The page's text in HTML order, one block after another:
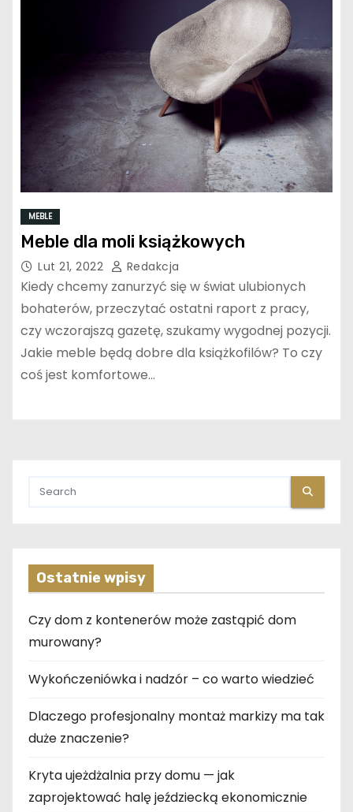
MEBLE
Meble dla moli książkowych
Lut 21, 2022 Redakcja
Kiedy chcemy zanurzyć się w świat ulubionych
bohaterów, przeczytać ostatni raport z pracy,
czy wczorajszą gazetę, szukamy wygodnej pozycji.
Jakie meble będą dobre dla książkofilów? To czy
coś jest komfortowe…
Ostatnie wpisy
Czy dom z kontenerów może zastąpić dom
murowany?
Wykończeniówka i nadzór – co warto wiedzieć
Dlaczego profesjonalny montaż markizy ma tak
duże znaczenie?
Kryta ujeżdżalnia przy domu — jak
zaprojektować halę jeździecką ekonomicznie